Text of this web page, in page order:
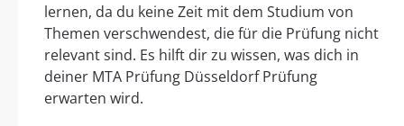
lernen, da du keine Zeit mit dem Studium von
Themen verschwendest, die für die Prüfung nicht
relevant sind. Es hilft dir zu wissen, was dich in
deiner MTA Prüfung Düsseldorf Prüfung
erwarten wird.